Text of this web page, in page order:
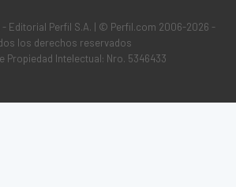
Editorial Perfil S.A. | © Perfil.com 2006-2026 -
los derechos reservados
Propiedad Intelectual: Nro. 5346433